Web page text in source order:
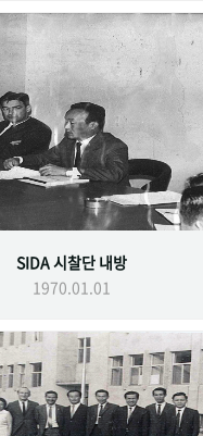
SIDA 시찰단 내방
1970.01.01